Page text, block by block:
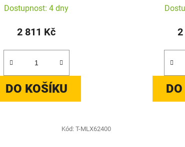
Dostupnost: 4 dny
2 811 Kč
DO KOŠÍKU
Kód:T-MLX62400